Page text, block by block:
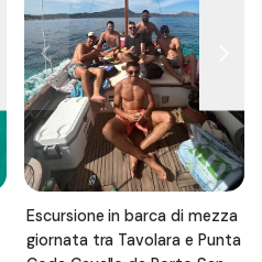
Escursione in barca di mezza
giornata tra Tavolara e Punta